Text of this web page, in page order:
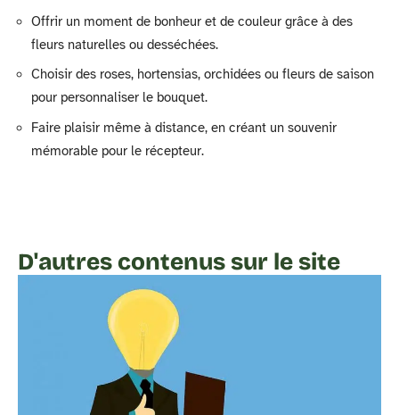
Offrir un moment de bonheur et de couleur grâce à des
fleurs naturelles ou desséchées.
Choisir des roses, hortensias, orchidées ou fleurs de saison
pour personnaliser le bouquet.
Faire plaisir même à distance, en créant un souvenir
mémorable pour le récepteur.
D'autres contenus sur le site